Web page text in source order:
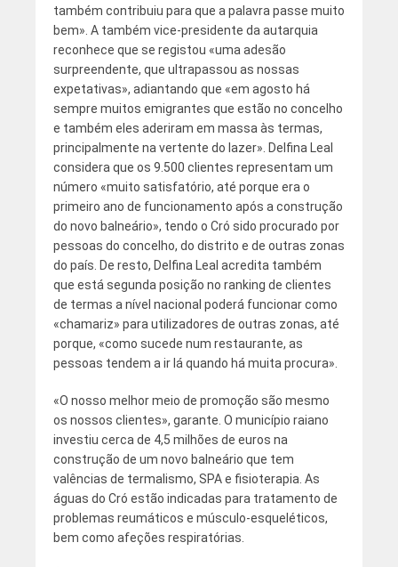
também contribuiu para que a palavra passe muito
bem». A também vice-presidente da autarquia
reconhece que se registou «uma adesão
surpreendente, que ultrapassou as nossas
expetativas», adiantando que «em agosto há
sempre muitos emigrantes que estão no concelho
e também eles aderiram em massa às termas,
principalmente na vertente do lazer». Delfina Leal
considera que os 9.500 clientes representam um
número «muito satisfatório, até porque era o
primeiro ano de funcionamento após a construção
do novo balneário», tendo o Cró sido procurado por
pessoas do concelho, do distrito e de outras zonas
do país. De resto, Delfina Leal acredita também
que está segunda posição no ranking de clientes
de termas a nível nacional poderá funcionar como
«chamariz» para utilizadores de outras zonas, até
porque, «como sucede num restaurante, as
pessoas tendem a ir lá quando há muita procura».
«O nosso melhor meio de promoção são mesmo
os nossos clientes», garante. O município raiano
investiu cerca de 4,5 milhões de euros na
construção de um novo balneário que tem
valências de termalismo, SPA e fisioterapia. As
águas do Cró estão indicadas para tratamento de
problemas reumáticos e músculo-esqueléticos,
bem como afeções respiratórias.